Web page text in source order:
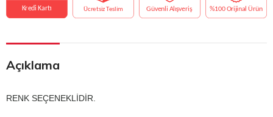
Açıklama
RENK SEÇENEKLİDİR.